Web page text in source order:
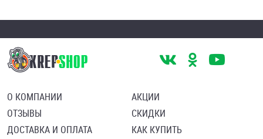
О КОМПАНИИ
ОТЗЫВЫ
ДОСТАВКА И ОПЛАТА
АКЦИИ
СКИДКИ
КАК КУПИТЬ